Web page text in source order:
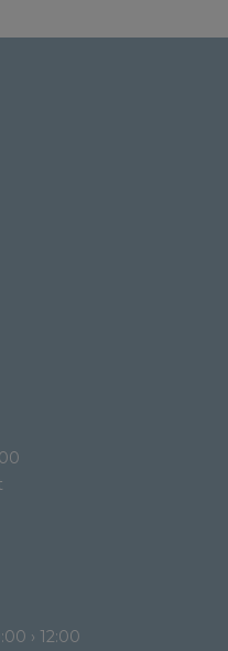
› 12:00